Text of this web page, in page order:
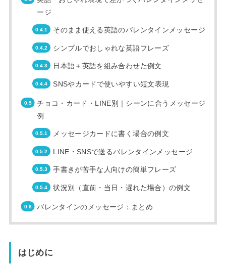
ージ
そのまま使える英語のバレンタインメッセージ
シンプルでおしゃれな英語フレーズ
日本語＋英語を組み合わせた例文
SNSやカードで使いやすい短文表現
チョコ・カード・LINE別｜シーンに合うメッセージ
例
メッセージカードに書く場合の例文
LINE・SNSで送るバレンタインメッセージ
手書きが苦手な人向けの簡単フレーズ
状況別（直前・当日・遅れた場合）の例文
バレンタインのメッセージ：まとめ
はじめに